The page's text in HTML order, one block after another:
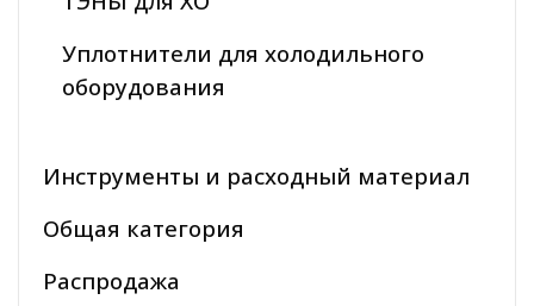
Уплотнители для холодильного
оборудования
Инструменты и расходный материал
Общая категория
Распродажа